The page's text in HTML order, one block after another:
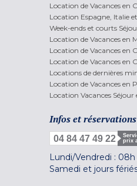
Location de Vacances en
Location Espagne, Italie
Week-ends et courts
Location de Vacances en
Location de Vacances en
Location de Vacances en
Locations de dernières
Location de Vacances en
Location Vacances
Infos et réservations
04 84 47 49 22
prix
Lundi/Vendredi : 08h
Samedi et jours